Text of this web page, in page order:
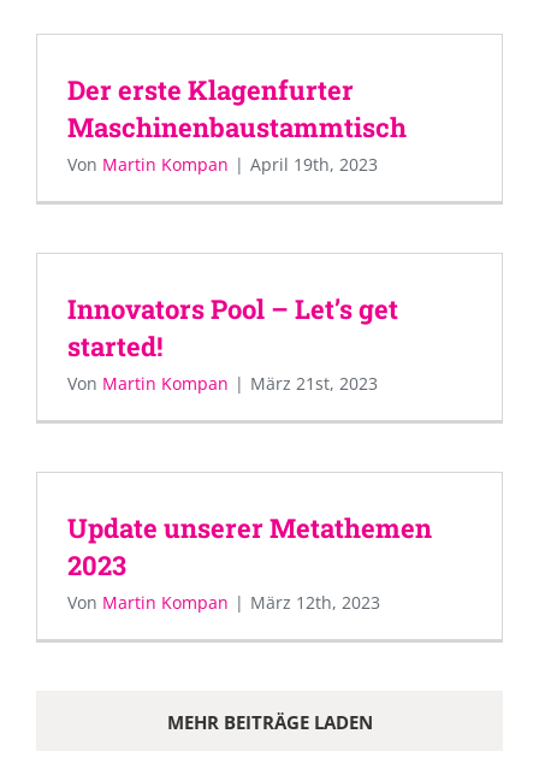
Der erste Klagenfurter
Maschinenbaustammtisch
Von Martin Kompan | April 19th, 2023
Innovators Pool – Let’s get
started!
Von Martin Kompan | März 21st, 2023
Update unserer Metathemen
2023
Von Martin Kompan | März 12th, 2023
MEHR BEITRÄGE LADEN